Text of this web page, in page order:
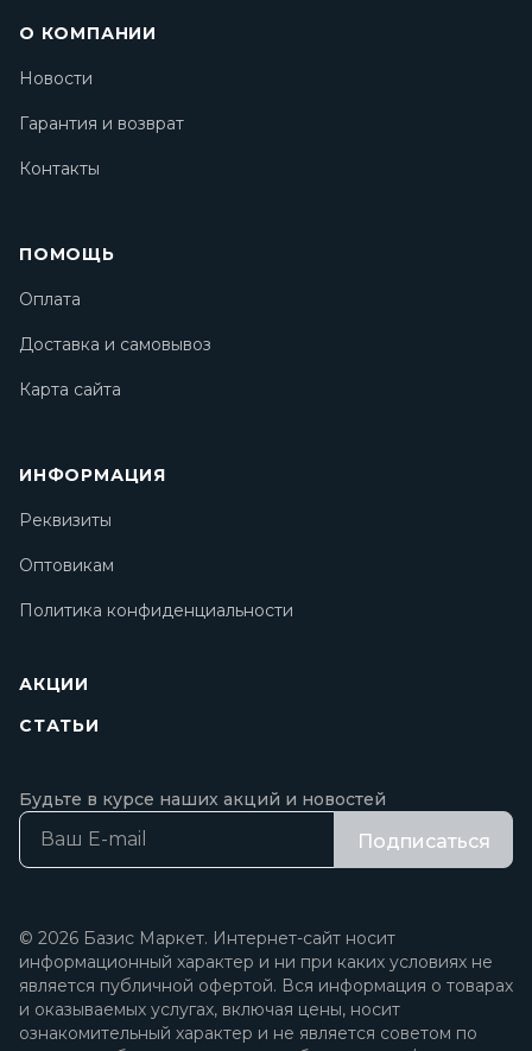
О КОМПАНИИ
Новости
Гарантия и возврат
Контакты
ПОМОЩЬ
Оплата
Доставка и самовывоз
Карта сайта
ИНФОРМАЦИЯ
Реквизиты
Оптовикам
Политика конфиденциальности
АКЦИИ
СТАТЬИ
Будьте в курсе наших акций и новостей
Подписаться
© 2026 Базис Маркет. Интернет-сайт носит
информационный характер и ни при каких условиях не
является публичной офертой. Вся информация о товарах
и оказываемых услугах, включая цены, носит
ознакомительный характер и не является советом по